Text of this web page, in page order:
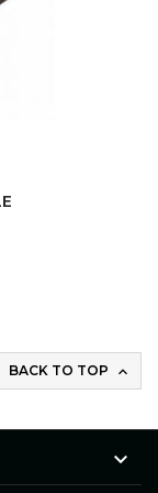
BACK TO TOP 
